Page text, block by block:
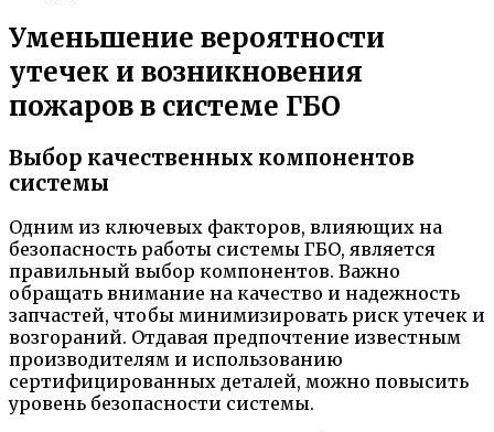
Уменьшение вероятности
утечек и возникновения
пожаров в системе ГБО
Выбор качественных компонентов
системы
Одним из ключевых факторов, влияющих на
безопасность работы системы ГБО, является
правильный выбор компонентов. Важно
обращать внимание на качество и надежность
запчастей, чтобы минимизировать риск утечек и
возгораний. Отдавая предпочтение известным
производителям и использованию
сертифицированных деталей, можно повысить
уровень безопасности системы.